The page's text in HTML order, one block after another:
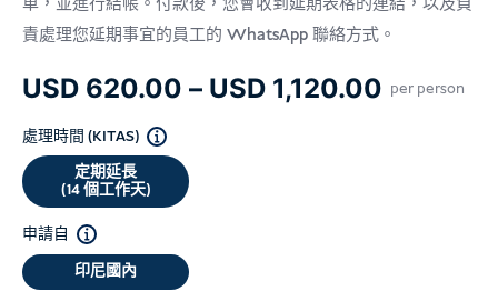
責處理您延期事宜的員工的 WhatsApp 聯絡方式。
USD 620.00 – USD 1,120.00 價
per person
處理時間 (KITAS)
定期延長
(14 個工作天)
申請自
印尼國內